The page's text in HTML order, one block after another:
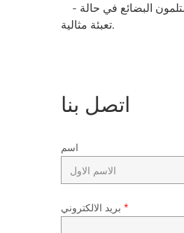
- للتسليم البحري ، نقوم بتعبئة جميع الكراتين بواسطة منصة نقالة قوية للتأكد من أن عملائنا يستلمون البضائع في حالة
تعبئة مثالية.
اتصل بنا
اسم
*